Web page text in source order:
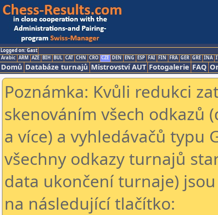
Logged on: Gast
Arabic ARM AZE BIH BUL CAT CHN CRO CZE DEN ENG ESP FAI FIN FRA GER GRE INA
Domů Databáze turnajů Mistrovství AUT Fotogalerie FAQ
Poznámka: Kvůli redukci
skenováním všech odkazů
a více) a vyhledávačů typu
všechny odkazy turnajů
data ukončení turnaje)
na následující tlačítko: